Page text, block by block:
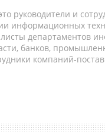
руководители и
информационных
департаментов
банков,
компаний-